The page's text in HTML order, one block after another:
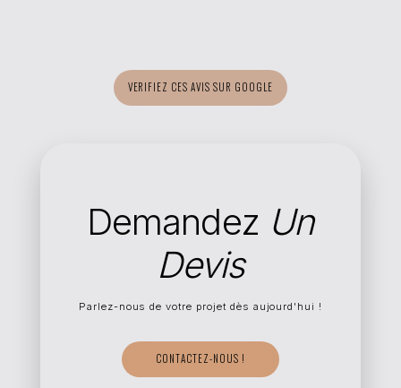
VERIFIEZ CES AVIS SUR GOOGLE
Demandez Un
Devis
Parlez-nous de votre projet dès aujourd'hui !
CONTACTEZ-NOUS !